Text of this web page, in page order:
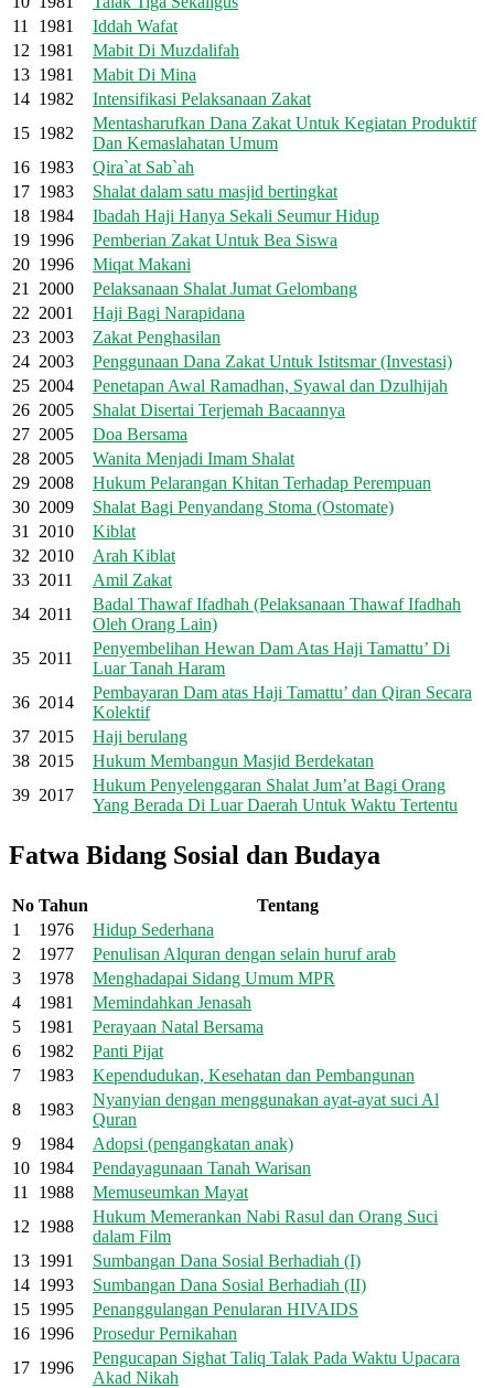
11
1981
Iddah Wafat
12 1981
Mabit Di Muzdalifah
13 1981
Mabit Di Mina
14 1982
Intensifikasi Pelaksanaan Zakat
15 1982
Mentasharufkan Dana Zakat Untuk Kegiatan Produktif
Dan Kemaslahatan Umum
16 1983
Qira`at Sab`ah
17 1983
Shalat dalam satu masjid bertingkat
18 1984
Ibadah Haji Hanya Sekali Seumur Hidup
19 1996
Pemberian Zakat Untuk Bea Siswa
20 1996
Miqat Makani
21
2000
Pelaksanaan Shalat Jumat Gelombang
22 2001
Haji Bagi Narapidana
23 2003
Zakat Penghasilan
24 2003
Penggunaan Dana Zakat Untuk Istitsmar (Investasi)
25 2004
Penetapan Awal Ramadhan, Syawal dan Dzulhijah
26 2005
Shalat Disertai Terjemah Bacaannya
27 2005
Doa Bersama
28 2005
Wanita Menjadi Imam Shalat
29 2008
Hukum Pelarangan Khitan Terhadap Perempuan
30 2009
Shalat Bagi Penyandang Stoma (Ostomate)
31
2010
Kiblat
32 2010
Arah Kiblat
33 2011
Amil Zakat
34 2011
Badal Thawaf Ifadhah (Pelaksanaan Thawaf Ifadhah
Oleh Orang Lain)
35 2011
Penyembelihan Hewan Dam Atas Haji Tamattu’ Di
Luar Tanah Haram
36 2014
Pembayaran Dam atas Haji Tamattu’ dan Qiran Secara
Kolektif
37 2015
Haji berulang
38 2015
Hukum Membangun Masjid Berdekatan
39 2017
Hukum Penyelenggaran Shalat Jum’at Bagi Orang
Yang Berada Di Luar Daerah Untuk Waktu Tertentu
Fatwa Bidang Sosial dan Budaya
No Tahun
Tentang
1
1976
Hidup Sederhana
2
1977
Penulisan Alquran dengan selain huruf arab
3
1978
Menghadapai Sidang Umum MPR
4
1981
Memindahkan Jenasah
5
1981
Perayaan Natal Bersama
6
1982
Panti Pijat
7
1983
Kependudukan, Kesehatan dan Pembangunan
8
1983
Nyanyian dengan menggunakan ayat-ayat suci Al
Quran
9
1984
Adopsi (pengangkatan anak)
10 1984
Pendayagunaan Tanah Warisan
11
1988
Memuseumkan Mayat
12 1988
Hukum Memerankan Nabi Rasul dan Orang Suci
dalam Film
13 1991
Sumbangan Dana Sosial Berhadiah (I)
14 1993
Sumbangan Dana Sosial Berhadiah (II)
15 1995
Penanggulangan Penularan HIVAIDS
16 1996
Prosedur Pernikahan
17 1996
Pengucapan Sighat Taliq Talak Pada Waktu Upacara
Akad Nikah